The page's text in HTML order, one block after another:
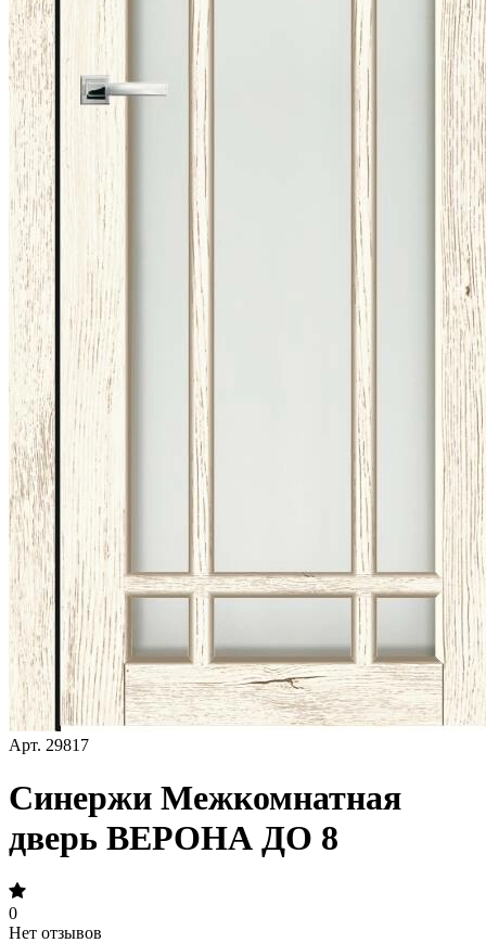
Арт. 29817
Синержи Межкомнатная
дверь ВЕРОНА ДО 8
0
Нет отзывов